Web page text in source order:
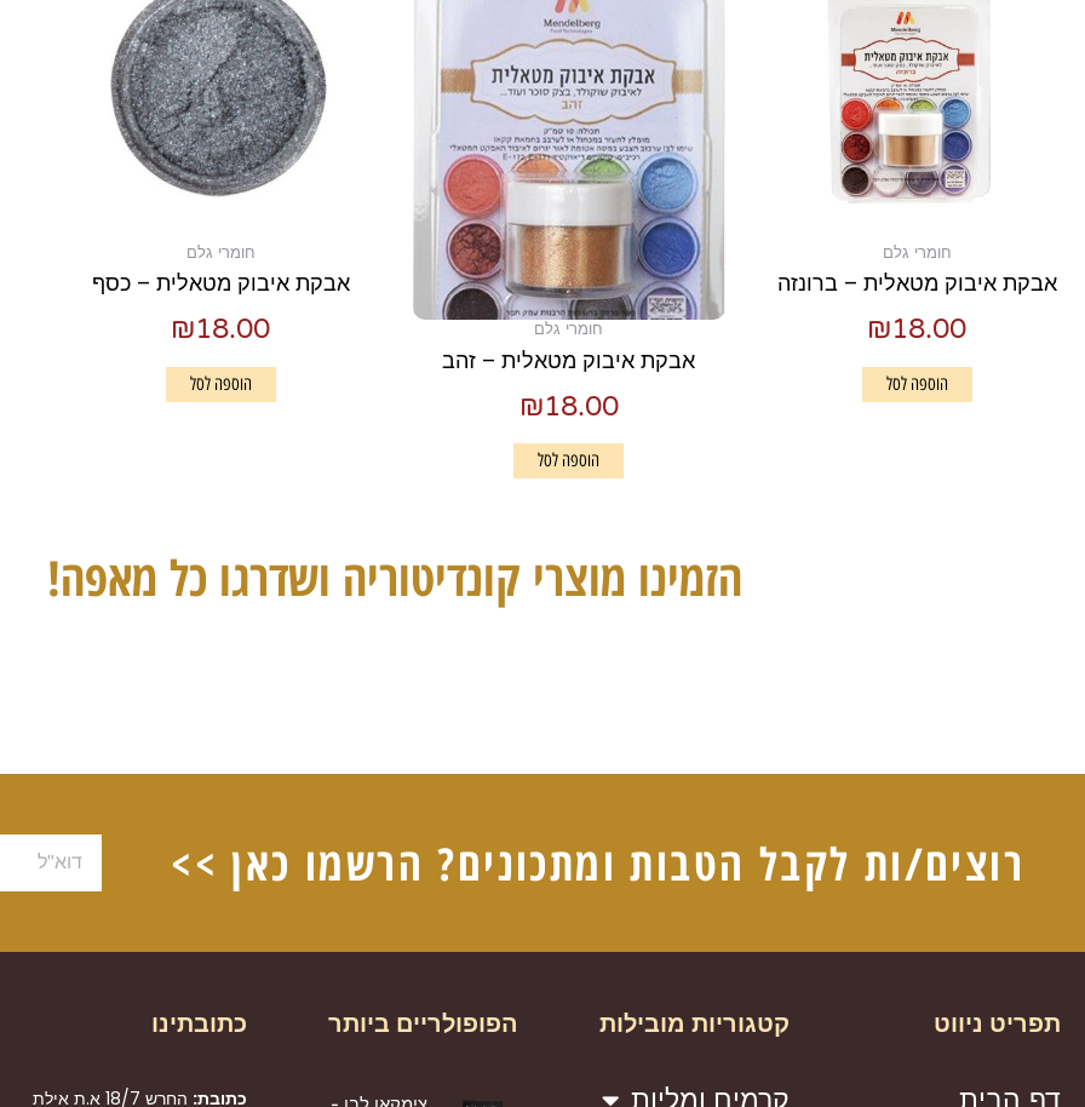
חומרי גלם
אבקת איבוק מטאלית – ברונזה
₪18.00
הוספה לסל
חומרי גלם
אבקת איבוק מטאלית – זהב
₪18.00
הוספה לסל
חומרי גלם
אבקת איבוק מטאלית – כסף
₪18.00
הוספה לסל
הזמינו מוצרי קונדיטוריה ושדרגו כל מאפה!
רוצים/ות לקבל הטבות ומתכונים? הרשמו כאן >>
תפריט ניווט קטגוריות מובילות הפופולריים ביותר כתובתינו
כתובת: החרש 18/7 א.ת אילת